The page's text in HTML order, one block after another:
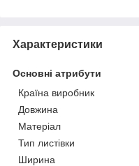
Характеристики
Основні атрибути
Країна виробник
Довжина
Матеріал
Тип листівки
Ширина